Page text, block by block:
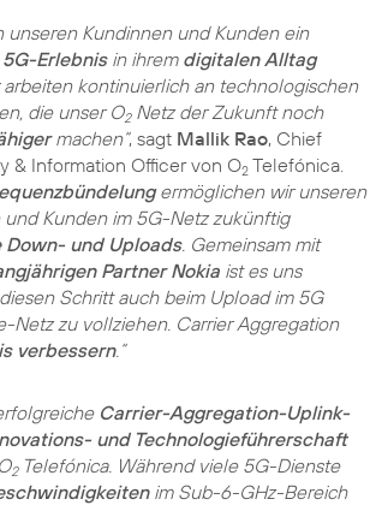
unseren Kundinnen und Kunden ein
Erlebnisin ihrem digitalen Alltag
arbeiten kontinuierlich an technologischen
die unser O2Netz der Zukunft noch
machen“, sagt Mallik Rao, Chief
& Information Officer von O2Telefónica.
ermöglichen wir unseren
und Kunden im 5G-Netz zukünftig
Down- und Uploads. Gemeinsam mit
Partner Nokiaist es uns
Schritt auch beim Upload im 5G
Netz zu vollziehen. Carrier Aggregation
verbessern.“
Carrier-Aggregation-Uplink-
und Technologieführerschaft
2Telefónica. Während viele 5G-Dienste
im Sub-6-GHz-Bereich